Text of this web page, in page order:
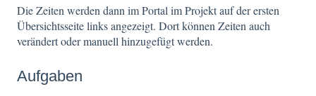
Die Zeiten werden dann im Portal im Projekt auf der ersten
Übersichtsseite links angezeigt. Dort können Zeiten auch
verändert oder manuell hinzugefügt werden.
Aufgaben